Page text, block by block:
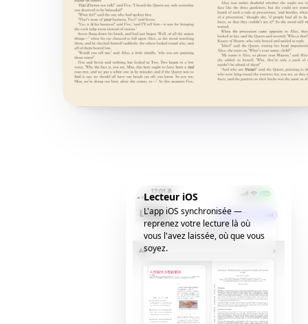
Lecteur iOS
L'app iOS synchronisée —
reprenez votre lecture là où
vous l'avez laissée, où que vous
soyez.